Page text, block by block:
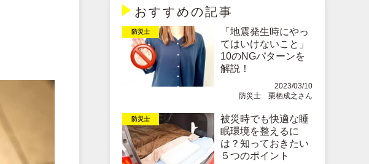
おすすめの記事
防災士
「地震発生時にやっ
てはいけないこと」
10のNGパターンを
解説！
2023/03/10
防災士 栗栖成之さん
防災士
被災時でも快適な睡
眠環境を整えるに
は？知っておきたい
５つのポイント